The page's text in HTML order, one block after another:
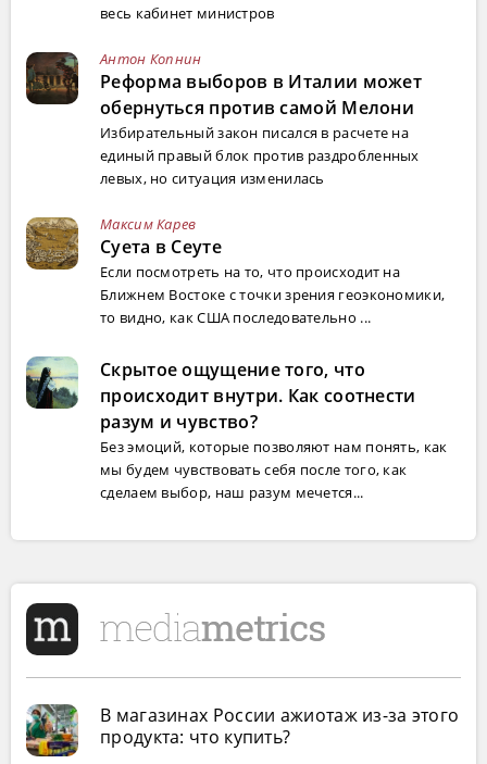
весь кабинет министров
Антон Копнин
Реформа выборов в Италии может
обернуться против самой Мелони
Избирательный закон писался в расчете на
единый правый блок против раздробленных
левых, но ситуация изменилась
Максим Карев
Суета в Сеуте
Если посмотреть на то, что происходит на
Ближнем Востоке с точки зрения геоэкономики,
то видно, как США последовательно ...
Скрытое ощущение того, что
происходит внутри. Как соотнести
разум и чувство?
Без эмоций, которые позволяют нам понять, как
мы будем чувствовать себя после того, как
сделаем выбор, наш разум мечется...
В магазинах России ажиотаж из-за этого
продукта: что купить?